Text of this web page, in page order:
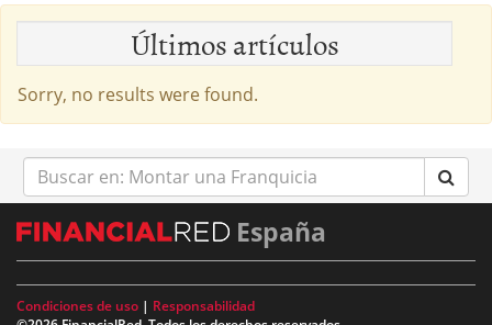
Últimos artículos
Sorry, no results were found.
Buscar
en:
España
Condiciones de uso | Responsabilidad